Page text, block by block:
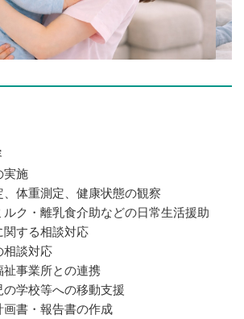
実施
、体重測定、健康状態の観察
ルク・離乳食介助などの日常生活援助
関する相談対応
相談対応
祉事業所との連携
の学校等への移動支援
画書・報告書の作成